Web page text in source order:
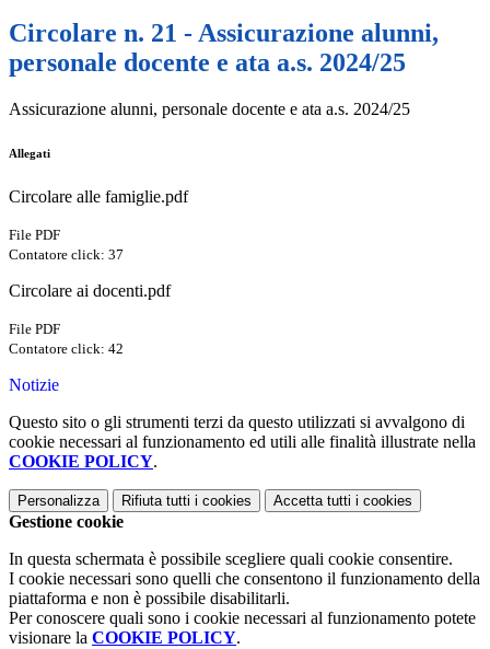
Circolare n. 21 - Assicurazione alunni,
personale docente e ata a.s. 2024/25
Assicurazione alunni, personale docente e ata a.s. 2024/25
Allegati
Circolare alle famiglie.pdf
File PDF
Contatore click: 37
Circolare ai docenti.pdf
File PDF
Contatore click: 42
Notizie
Questo sito o gli strumenti terzi da questo utilizzati si avvalgono di
cookie necessari al funzionamento ed utili alle finalità illustrate nella
COOKIE POLICY.
Personalizza Rifiuta tutti i cookies Accetta tutti i cookies
Gestione cookie
In questa schermata è possibile scegliere quali cookie consentire.
I cookie necessari sono quelli che consentono il funzionamento della
piattaforma e non è possibile disabilitarli.
Per conoscere quali sono i cookie necessari al funzionamento potete
visionare la COOKIE POLICY.